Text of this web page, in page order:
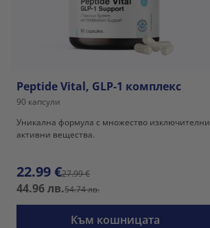
Peptide Vital, GLP-1 комплекс
90 капсули
Уникална формула с множество изключителни
активни вещества.
22.99 €27.99 €
44.96 лв.54.74 лв.
Към кошницата